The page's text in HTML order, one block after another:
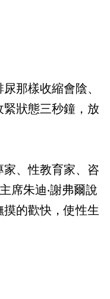
那樣收縮會陰、
狀態三秒鐘，放
、性教育家、咨
席朱迪‧謝弗爾說
的歡快，使性生